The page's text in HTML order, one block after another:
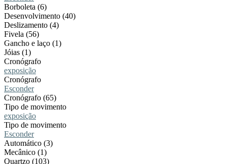
Borboleta (6)
Desenvolvimento (40)
Deslizamento (4)
Fivela (56)
Gancho e laço (1)
Jóias (1)
Cronógrafo
exposição
Cronógrafo
Esconder
Cronógrafo (65)
Tipo de movimento
exposição
Tipo de movimento
Esconder
Automático (3)
Mecânico (1)
Quartzo (103)